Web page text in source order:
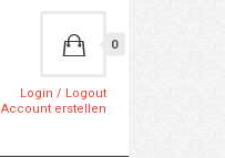
0
Login / Logout
Account erstellen